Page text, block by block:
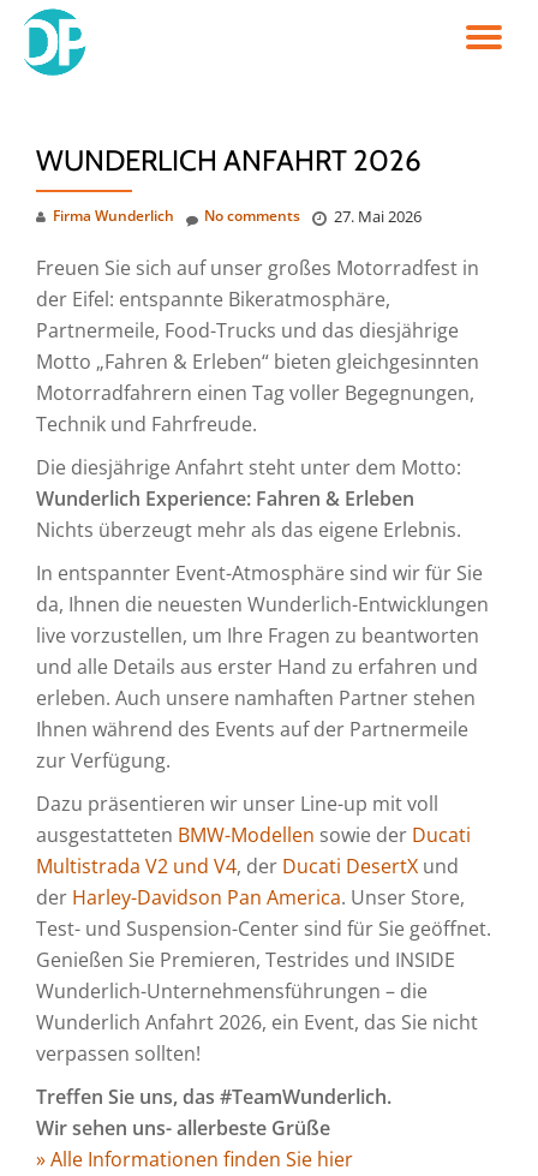
Skip
WUNDERLICH ANFAHRT 2026
Firma Wunderlich 27. Mai 2026
No comments
Freuen Sie sich auf unser großes Motorradfest in
der Eifel: entspannte Bikeratmosphäre,
Partnermeile, Food-Trucks und das diesjährige
Motto „Fahren & Erleben“ bieten gleichgesinnten
Motorradfahrern einen Tag voller Begegnungen,
Technik und Fahrfreude.
Die diesjährige Anfahrt steht unter dem Motto:
Wunderlich Experience: Fahren & Erleben
Nichts überzeugt mehr als das eigene Erlebnis.
In entspannter Event-Atmosphäre sind wir für Sie
da, Ihnen die neuesten Wunderlich-Entwicklungen
live vorzustellen, um Ihre Fragen zu beantworten
und alle Details aus erster Hand zu erfahren und
erleben. Auch unsere namhaften Partner stehen
Ihnen während des Events auf der Partnermeile
zur Verfügung.
Dazu präsentieren wir unser Line-up mit voll
ausgestatteten BMW-Modellen sowie der Ducati
Multistrada V2 und V4, der Ducati DesertX und
der Harley-Davidson Pan America. Unser Store,
Test- und Suspension-Center sind für Sie geöffnet.
Genießen Sie Premieren, Testrides und INSIDE
Wunderlich-Unternehmensführungen – die
Wunderlich Anfahrt 2026, ein Event, das Sie nicht
verpassen sollten!
Treffen Sie uns, das #TeamWunderlich.
Wir sehen uns- allerbeste Grüße
» Alle Informationen finden Sie hier